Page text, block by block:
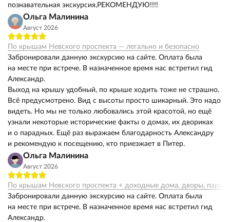
познавательная экскурсия,РЕКОМЕНДУЮ!!!!
Ольга Малинина
Август 2026
По крышам Невского проспекта — легально и безопасно
Забронировали данную экскурсию на сайте. Оплата была
на месте при встрече. В назначенное время нас встретил гид
Александр.
Выход на крышу удобный, по крыше ходить тоже не страшно.
Всё предусмотрено. Вид с высоты просто шикарный. Это надо
видеть. Но мы не только любовались этой красотой, но ещё
узнали некоторые исторические факты о домах, их двориках
и о парадных. Ещё раз выражаем благодарность Александру
и рекомендую к посещению, кто приезжает в Питер.
Ольга Малинина
Август 2026
По крышам Невского проспекта + доходные дома, дворы,
Забронировали данную экскурсию на сайте. Оплата была
на месте при встрече. В назначенное время нас встретил гид
Александр.